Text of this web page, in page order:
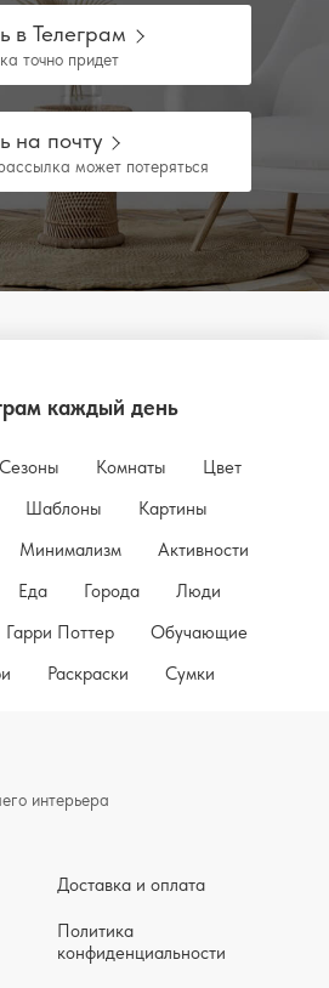
в Телеграм
точно придет
на почту
может потеряться
каждый день
Сезоны Комнаты
Цвет
Шаблоны
Картины
Минимализм
Активности
Еда Города
Люди
Гарри Поттер
Обучающие
Раскраски Сумки
Доставка и оплата
Политика
конфиденциальности
интерьера